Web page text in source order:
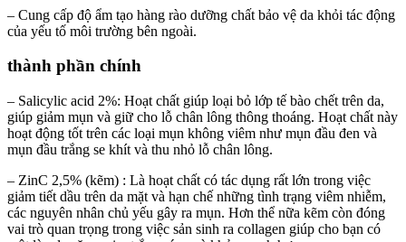
– Cung cấp độ ẩm tạo hàng rào dưỡng chất bảo vệ da khỏi tác động
của yếu tố môi trường bên ngoài.
thành phần chính
– Salicylic acid 2%: Hoạt chất giúp loại bỏ lớp tế bào chết trên da,
giúp giảm mụn và giữ cho lỗ chân lông thông thoáng. Hoạt chất này
hoạt động tốt trên các loại mụn không viêm như mụn đầu đen và
mụn đầu trắng se khít và thu nhỏ lỗ chân lông.
– ZinC 2,5% (kẽm) : Là hoạt chất có tác dụng rất lớn trong việc
giảm tiết dầu trên da mặt và hạn chế những tình trạng viêm nhiễm,
các nguyên nhân chủ yếu gây ra mụn. Hơn thể nữa kẽm còn đóng
vai trò quan trọng trong việc sản sinh ra collagen giúp cho bạn có